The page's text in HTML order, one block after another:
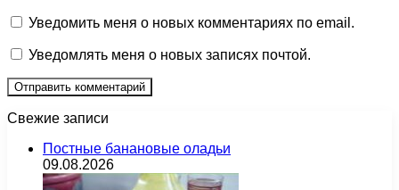
Уведомить меня о новых комментариях по email.
Уведомлять меня о новых записях почтой.
Свежие записи
Постные банановые оладьи
09.08.2026